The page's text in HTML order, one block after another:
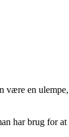
være en
har brug for